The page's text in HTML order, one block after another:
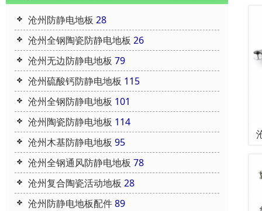
沧州防静电地板 28
沧州全钢陶瓷防静电地板 26
沧州无边防静电地板 79
沧州硫酸钙防静电地板 115
沧州全钢防静电地板 101
沧州陶瓷防静电地板 114
沧州木基防静电地板 95
沧州全钢通风防静电地板 78
沧州复合陶瓷活动地板 28
沧州防静电地板配件89